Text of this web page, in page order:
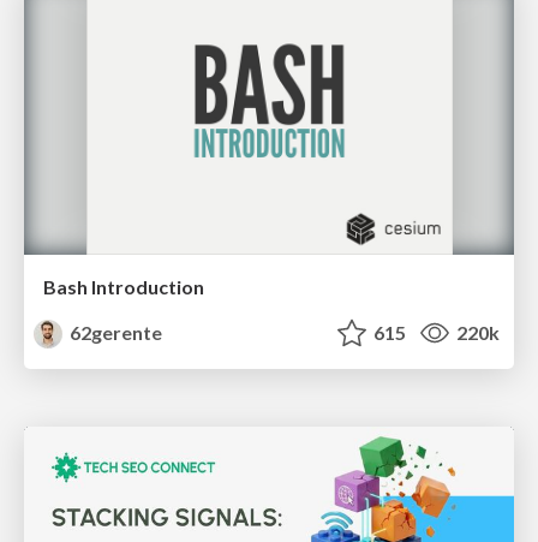
Bash Introduction
62gerente
615 220k